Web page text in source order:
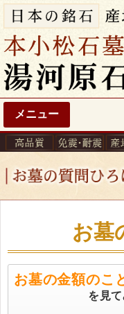
メニュー
お墓
お墓の金額のこ
を見